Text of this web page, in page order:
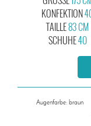
KONFEKTION
TAILLE83 CM
SCHUHE40
Augenfarbe: braun